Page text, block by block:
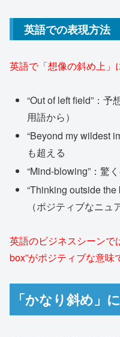
英語での表現方法
英語で「想像の斜め上」
“Out of left field”：
用語から）
“Beyond my wildest
も超える
“Mind-blowing”：驚
“Thinking outside
（ポジティブなニュ
英語のビジネスシーンで
box”がポジティブな意味
「かなり斜め」